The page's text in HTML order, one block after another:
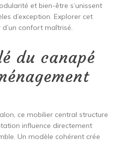
et bien-être s’unissent
d’exception. Explorer cet
d’un confort maîtrisé.
du canapé
ce mobilier central structure
influence directement
Un modèle cohérent crée